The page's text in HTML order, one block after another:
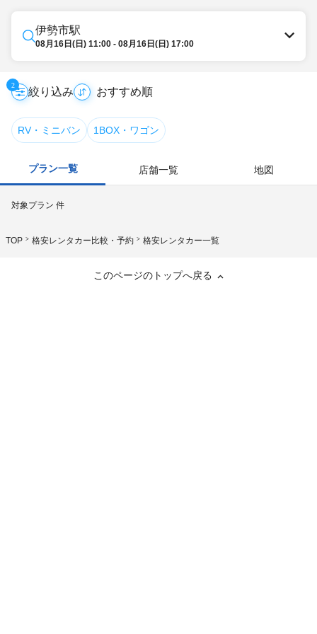
伊勢市駅
08月16日(日) 11:00 - 08月16日(日) 17:00
2
絞り込み
RV・ミニバン 1BOX・ワゴン
プラン一覧 店舗一覧 地図
対象プラン 件
TOP 格安レンタカー比較・予約 格安レンタカー一覧
このページのトップへ戻る